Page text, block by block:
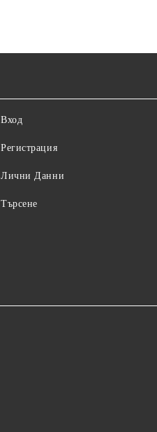
Вход
Регистрация
Лични Данни
Търсене